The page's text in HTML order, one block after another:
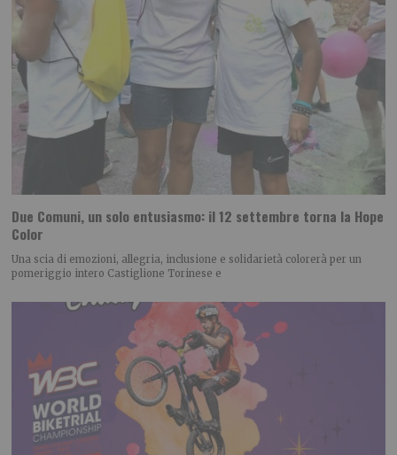
Due Comuni, un solo entusiasmo: il 12 settembre torna la Hope
Color
Una scia di emozioni, allegria, inclusione e solidarietà colorerà per un
pomeriggio intero Castiglione Torinese e